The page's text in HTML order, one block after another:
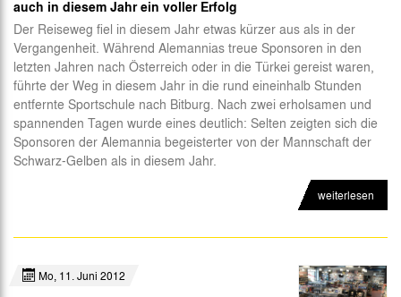
auch in diesem Jahr ein voller Erfolg
Der Reiseweg fiel in diesem Jahr etwas kürzer aus als in der
Vergangenheit. Während Alemannias treue Sponsoren in den
letzten Jahren nach Österreich oder in die Türkei gereist waren,
führte der Weg in diesem Jahr in die rund eineinhalb Stunden
entfernte Sportschule nach Bitburg. Nach zwei erholsamen und
spannenden Tagen wurde eines deutlich: Selten zeigten sich die
Sponsoren der Alemannia begeisterter von der Mannschaft der
Schwarz-Gelben als in diesem Jahr.
weiterlesen
Mo, 11. Juni 2012